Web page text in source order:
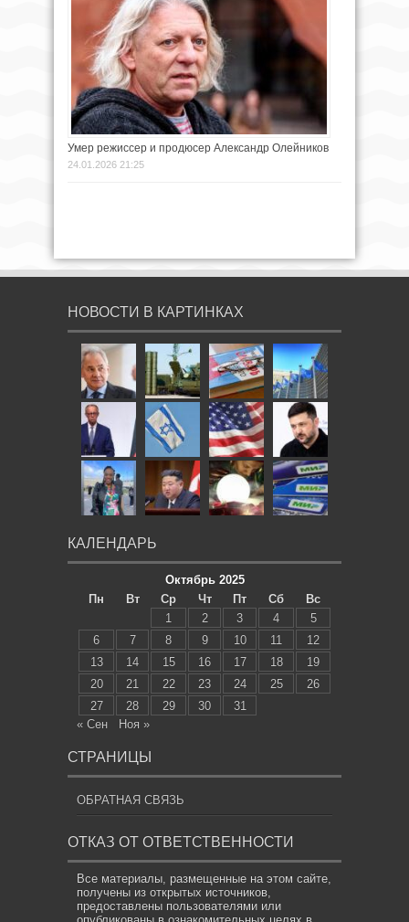
Умер режиссер и продюсер Александр Олейников
24.01.2026 21:25
НОВОСТИ В КАРТИНКАХ
КАЛЕНДАРЬ
Октябрь 2025
Пн
Вт Ср Чт Пт Сб
Вс
1
2 3 4
5
6
7 8 9 10 11
12
13
14 15 16 17 18
19
20
21 22 23 24 25
26
27
28 29 30
31
« Сен
Ноя »
СТРАНИЦЫ
ОБРАТНАЯ СВЯЗЬ
ОТКАЗ ОТ ОТВЕТСТВЕННОСТИ
Все материалы, размещенные на этом сайте,
получены из открытых источников,
предоставлены пользователями или